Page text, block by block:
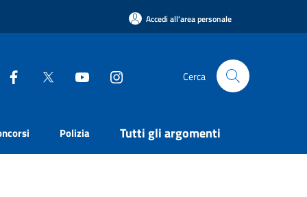
Accedi all'area personale
Cerca
Polizia Tutti gli argomenti